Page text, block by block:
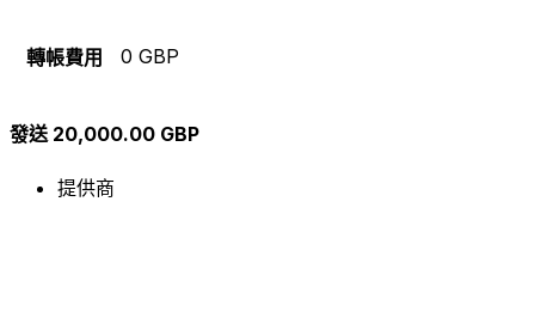
轉帳費用 0 GBP
發送 20,000.00 GBP
提供商